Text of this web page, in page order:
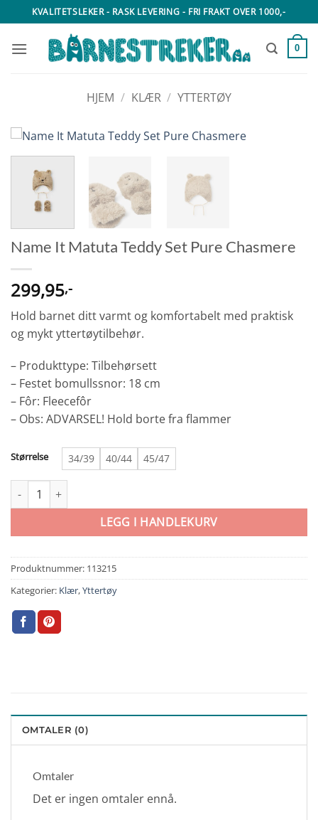
to
content
KVALITETSLEKER - RASK LEVERING - FRI FRAKT OVER 1000,-
0
HJEM / KLÆR / YTTERTØY
Name It Matuta Teddy Set Pure Chasmere
299,95,-
Hold barnet ditt varmt og komfortabelt med praktisk
og mykt yttertøytilbehør.
– Produkttype: Tilbehørsett
– Festet bomullssnor: 18 cm
– Fôr: Fleecefôr
– Obs: ADVARSEL! Hold borte fra flammer
Størrelse 34/39 40/44 45/47
Name It Matuta Teddy Set Pure Chasmere antall
LEGG I HANDLEKURV
Produktnummer: 113215
Kategorier: Klær,Yttertøy
OMTALER (0)
Omtaler
Det er ingen omtaler ennå.